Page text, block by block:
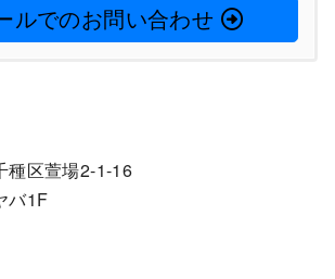
ルでのお問い合わせ
種区萱場2-1-16
バ1F